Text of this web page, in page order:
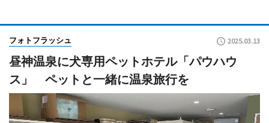
フォトフラッシュ 2025.03.13
昼神温泉に犬専用ペットホテル「パウハウ
ス」 ペットと一緒に温泉旅行を